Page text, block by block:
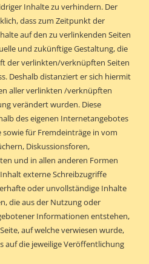
Inhalte zu verhindern. Der
dass zum Zeitpunkt der
auf den zu verlinkenden Seiten
und zukünftige Gestaltung, die
der verlinkten/verknüpften Seiten
Deshalb distanziert er sich hiermit
aller verlinkten /verknüpften
verändert wurden. Diese
des eigenen Internetangebotes
sowie für Fremdeinträge in vom
Diskussionsforen,
und in allen anderen Formen
externe Schreibzugriffe
oder unvollständige Inhalte
die aus der Nutzung oder
Informationen entstehen,
auf welche verwiesen wurde,
auf die jeweilige Veröffentlichung